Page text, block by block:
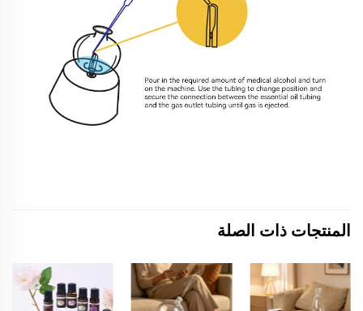
المنتجات ذات الصلة